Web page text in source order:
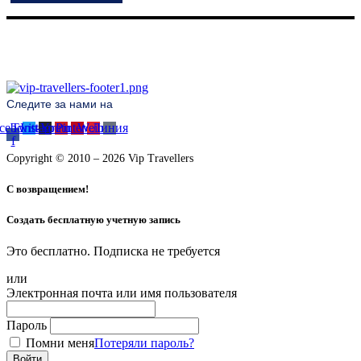
Следите за нами на
f
Twitter
Instagram
Youtube
Pinterest
Weibo
Линия
Copyright © 2010 – 2026 Vip Travellers
С возвращением!
Создать бесплатную учетную запись
Это бесплатно. Подписка не требуется
или
Электронная почта или имя пользователя
Пароль
Помни меняПотеряли пароль?